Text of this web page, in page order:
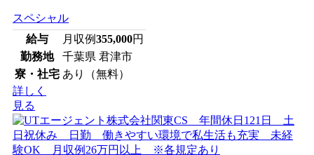
スペシャル
給与
月収例355,000円
勤務地
千葉県 君津市
寮・社宅 あり（無料）
詳しく
見る